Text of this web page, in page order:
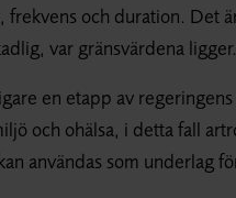
frekvens och duration. Det
var gränsvärdena ligger.
en etapp av
och ohälsa, i detta fall
användas som underlag